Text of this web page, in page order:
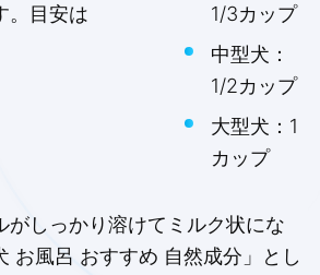
。目安は
1/3カップ
中型犬：
1/2カップ
大型犬：1
カップ
がしっかり溶けてミルク状にな
お風呂 おすすめ 自然成分」とし